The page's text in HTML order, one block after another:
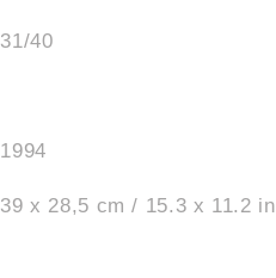
31/40
1994
39 x 28,5 cm / 15.3 x 11.2 in